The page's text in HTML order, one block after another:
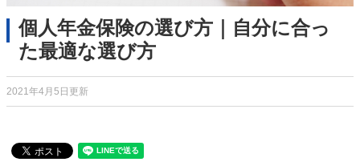
個人年金保険の選び方｜自分に合っ
た最適な選び方
2021年4月5日更新